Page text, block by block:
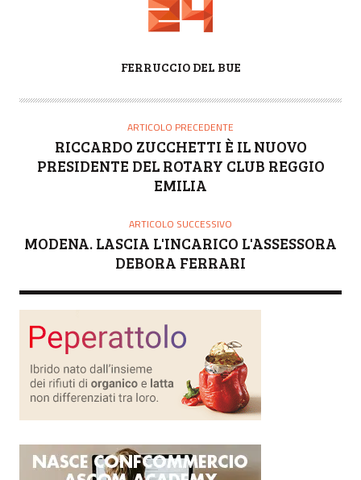
T
FERRUCCIO DEL BUE
ARTICOLO PRECEDENTE
RICCARDO ZUCCHETTI È IL NUOVO
PRESIDENTE DEL ROTARY CLUB REGGIO
EMILIA
ARTICOLO SUCCESSIVO
MODENA. LASCIA L'INCARICO L'ASSESSORA
DEBORA FERRARI